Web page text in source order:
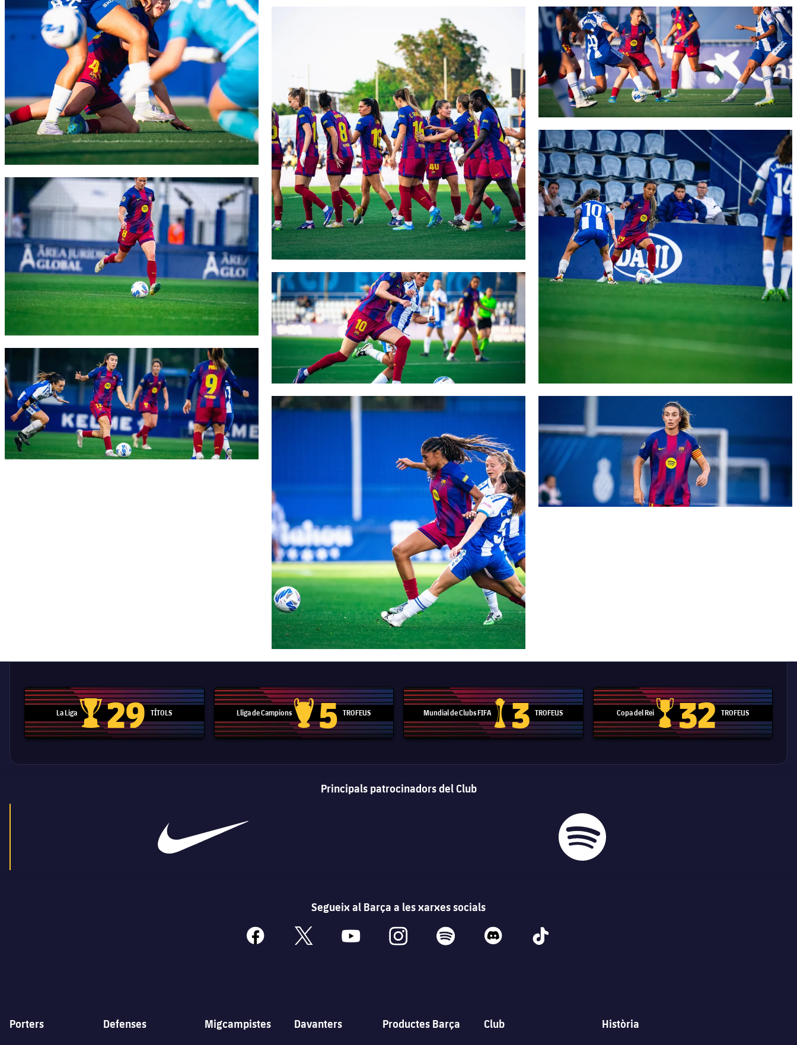
FC Barcelona club badge
FC Barcelona club badge
FC Barcelona club badge
FC Barcelona club badge
FC Barcelona club badge
La Liga
Trofeu de la Liga
29 TÍTOLS Lliga de Campions
Trofeu de la Lliga de Campions
5 TROFEUS Mundial de Clubs FIFA
Trofeu del Mundial de Clubs
3 TROFEUS Copa del Rei
Copa del Rei
32 TROFEUS
Principals patrocinadors del Club
Segueix al Barça a les xarxes socials
facebook x youtube instagram spotify discord tiktok
Porters Defenses Migcampistes Davanters Productes Barça Club Història